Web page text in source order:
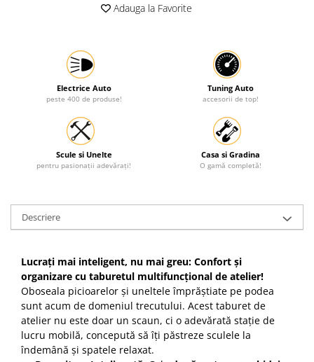
Tunuri de caldura si aeroteme
Adauga la Favorite
Electrice Auto
peste 400 de produse!
Tuning Auto
accesorii de top!
Scule si Unelte
pentru pasionații adevărați!
Casa si Gradina
O gamă completă!
Descriere
Lucrați mai inteligent, nu mai greu: Confort și
organizare cu taburetul multifuncțional de atelier!
Oboseala picioarelor și uneltele împrăștiate pe podea
sunt acum de domeniul trecutului. Acest taburet de
atelier nu este doar un scaun, ci o adevărată stație de
lucru mobilă, concepută să îți păstreze sculele la
îndemână și spatele relaxat.